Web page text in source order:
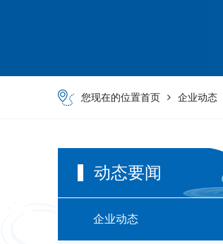
您现在的位置首页 企业动态
动态要闻
企业动态